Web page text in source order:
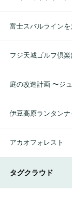
富士スバルライン
フジ天城ゴルフ倶楽
庭の改造計画 〜ジ
伊豆高原ランタン
アカオフォレスト
タグクラウド